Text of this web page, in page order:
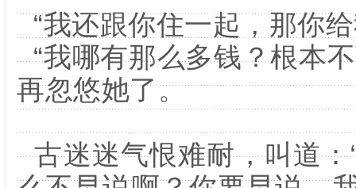
“我还跟你住一起，那你
“我哪有那么多钱？根本
再忽悠她了。
古迷迷气恨难耐，叫道：